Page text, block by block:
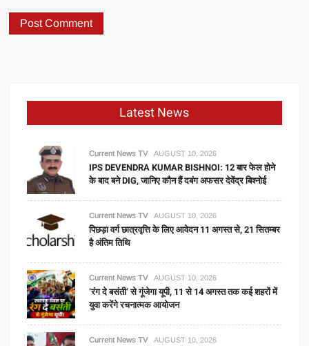
Latest News
Current News TV AUGUST 10, 2026
IPS DEVENDRA KUMAR BISHNOI: 12 बार फेल होने
के बाद बने DIG, जानिए कौन हैं दबंग अफसर देवेंद्र बिश्नोई
Current News TV AUGUST 10, 2026
पिछड़ा वर्ग छात्रवृत्ति के लिए आवेदन 11 अगस्त से, 21 सितम्बर
है अंतिम तिथि
Current News TV AUGUST 10, 2026
‘रंग दे बसंती’ से गूंजेगा यूपी, 11 से 14 अगस्त तक कई शहरों में
युवा करेंगे रचनात्मक आयोजन
Current News TV AUGUST 10, 2026